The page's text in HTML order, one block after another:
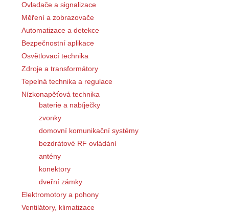
Ovladače a signalizace
Měření a zobrazovače
Automatizace a detekce
Bezpečnostní aplikace
Osvětlovací technika
Zdroje a transformátory
Tepelná technika a regulace
Nízkonapěťová technika
baterie a nabíječky
zvonky
domovní komunikační systémy
bezdrátové RF ovládání
antény
konektory
dveřní zámky
Elektromotory a pohony
Ventilátory, klimatizace